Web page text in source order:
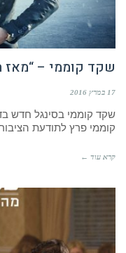
שקד קוממי – “מאז
17 במרץ 2016
שקד קוממי בסינגל חדש
קוממי פרץ לתודעת
קרא עוד ←